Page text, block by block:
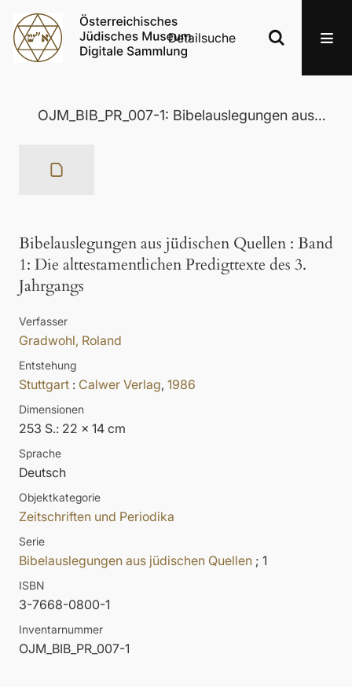
Detailsuche
OJM_BIB_PR_007-1: Bibelauslegungen aus jüdischen Quellen
Bibelauslegungen aus jüdischen Quellen : Band
1: Die alttestamentlichen Predigttexte des 3.
Jahrgangs
Verfasser
Gradwohl, Roland
Entstehung
Stuttgart : Calwer Verlag, 1986
Dimensionen
253 S.: 22 x 14 cm
Sprache
Deutsch
Objektkategorie
Zeitschriften und Periodika
Serie
Bibelauslegungen aus jüdischen Quellen ; 1
ISBN
3-7668-0800-1
Inventarnummer
OJM_BIB_PR_007-1